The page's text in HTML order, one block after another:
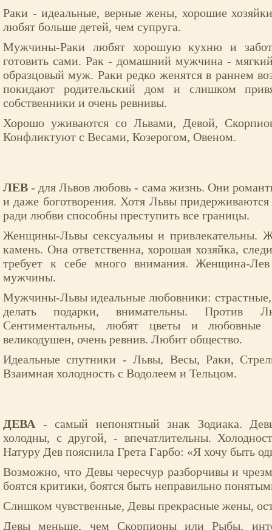
Раки - идеальные, верные жены, хорошие
любят больше детей, чем супруга.
Мужчины-Раки любят хорошую кухню и
готовить сами. Рак - домашний мужчина -
образцовый муж. Раки редко женятся в раннем
покидают родительский дом и слишком
собственники и очень ревнивы.
Хорошо уживаются со Львами, Девой,
Конфликтуют с Весами, Козерогом, Овеном.
ЛЕВ - для Львов любовь - сама жизнь. Они
и даже боготворения. Хотя Львы
ради любви способны преступить все границы.
Женщины-Львы сексуальны и привлекательны.
камень. Она ответственна, хорошая хозяйка,
требует к себе много внимания. Женщина-Лев
мужчины.
Мужчины-Львы идеальные любовники:
делать подарки, внимательны. Против
Сентиментальны, любят цветы и любовные
великодушен, очень ревнив. Любит общество.
Идеальные спутники - Львы, Весы, Раки,
Взаимная холодность с Водолеем и Тельцом.
ДЕВА - самый непонятный знак Зодиака.
холодны, с другой, - впечатлительны.
Натуру Дев пояснила Грета Гарбо: «Я хочу быть
Возможно, что Девы чересчур разборчивы и
боятся критики, боятся быть неправильно
Слишком чувственные, Девы прекрасные жены,
Девы меньше, чем Скорпионы или Рыбы,